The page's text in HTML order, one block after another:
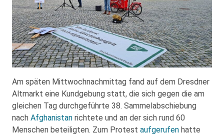
Am späten Mittwochnachmittag fand auf dem Dresdner
Altmarkt eine Kundgebung statt, die sich gegen die am
gleichen Tag durchgeführte 38. Sammelabschiebung
nach Afghanistan richtete und an der sich rund 60
Menschen beteiligten. Zum Protest aufgerufen hatte